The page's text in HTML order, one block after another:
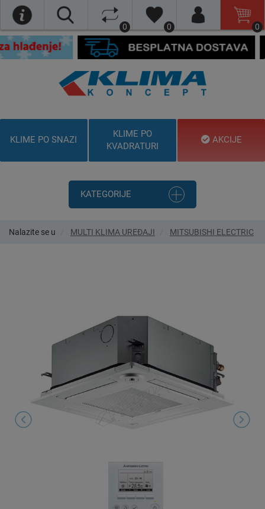
0 0 0
KLIME PO SNAZI
KLIME PO
KVADRATURI
AKCIJE
KATEGORIJE
Nalazite se u MULTI KLIMA UREĐAJI MITSUBISHI ELECTRIC